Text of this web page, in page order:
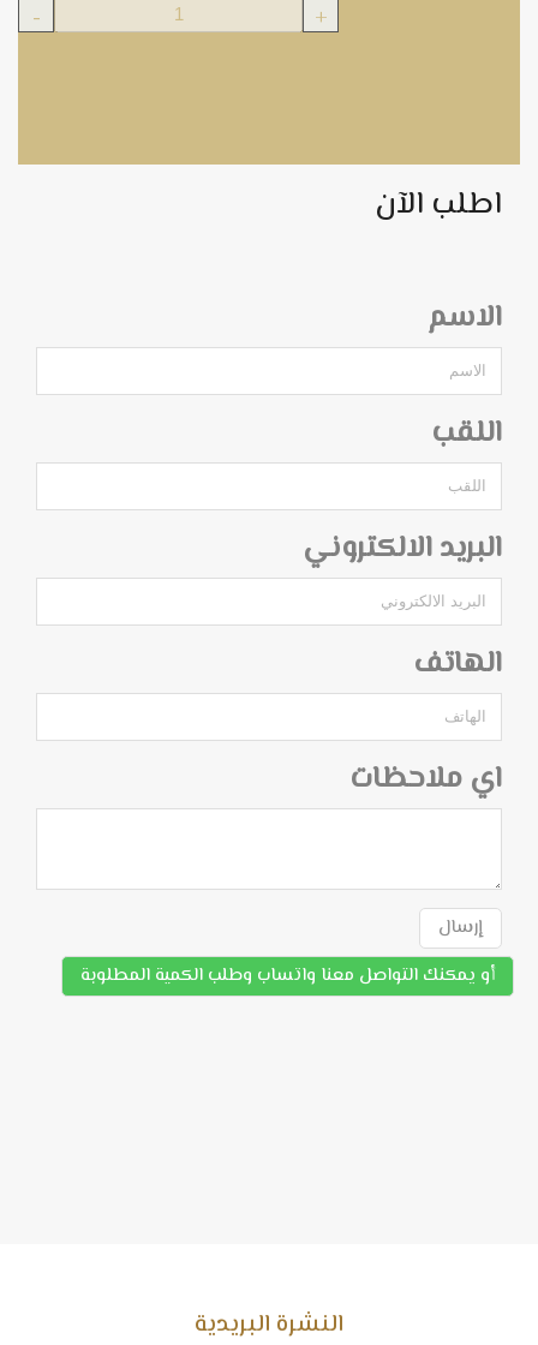
- +
اطلب الآن
الاسم
اللقب
البريد الالكتروني
الهاتف
اي ملاحظات
إرسال
أو يمكنك التواصل معنا واتساب وطلب الكمية المطلوبة
النشرة البريدية